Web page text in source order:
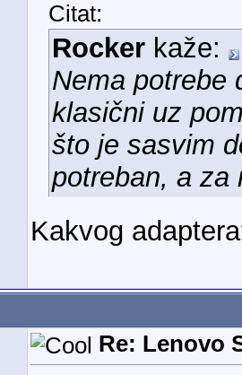
Citat:
Rockerkaže:
Nema potrebe
klasični uz
što je sasvim
potreban, a za
Kakvog
Re: Lenovo